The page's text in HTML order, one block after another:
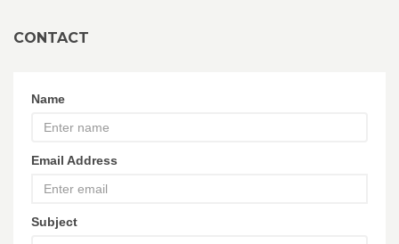
CONTACT
Name
Email Address
Subject